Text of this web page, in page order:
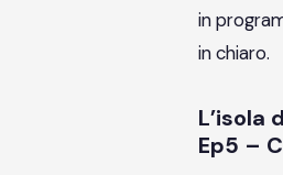
in
in chiaro.
L’isola
Ep5 –